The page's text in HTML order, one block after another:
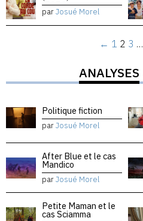
parJosué Morel
← 1 2 3 …
ANALYSES
Politique fiction
parJosué Morel
After Blue et le cas
Mandico
parJosué Morel
Petite Maman et le
cas Sciamma